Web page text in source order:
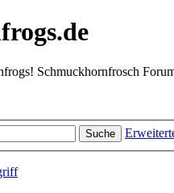
Schmuckhornfrosch
Suche